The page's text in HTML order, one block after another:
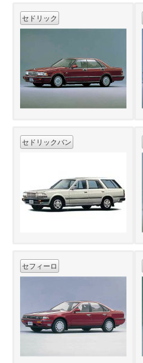
セドリック
セドリックバン
セフィーロ